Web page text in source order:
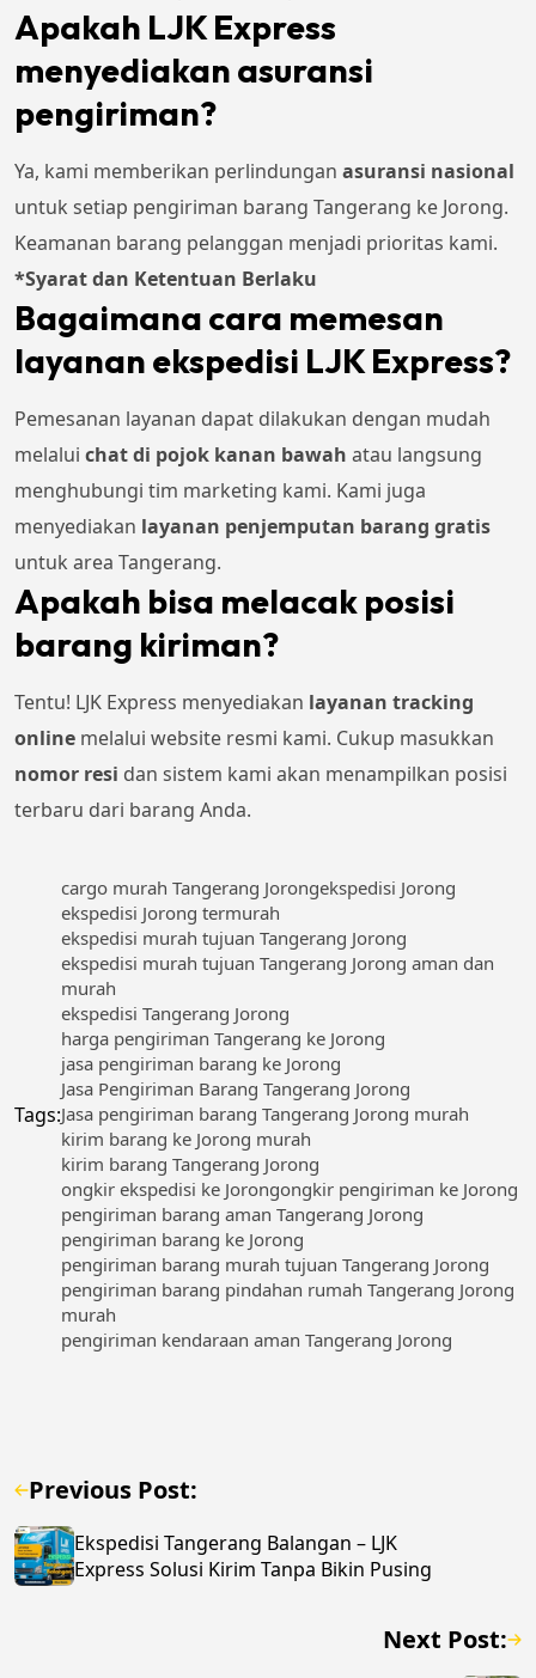
Apakah LJK Express
menyediakan asuransi
pengiriman?
Ya, kami memberikan perlindungan asuransi nasional
untuk setiap pengiriman barang Tangerang ke Jorong.
Keamanan barang pelanggan menjadi prioritas kami.
*Syarat dan Ketentuan Berlaku
Bagaimana cara memesan
layanan ekspedisi LJK Express?
Pemesanan layanan dapat dilakukan dengan mudah
melalui chat di pojok kanan bawah atau langsung
menghubungi tim marketing kami. Kami juga
menyediakan layanan penjemputan barang gratis
untuk area Tangerang.
Apakah bisa melacak posisi
barang kiriman?
Tentu! LJK Express menyediakan layanan tracking
online melalui website resmi kami. Cukup masukkan
nomor resi dan sistem kami akan menampilkan posisi
terbaru dari barang Anda.
Tags:
cargo murah Tangerang Jorongekspedisi Jorong
ekspedisi Jorong termurah
ekspedisi murah tujuan Tangerang Jorong
ekspedisi murah tujuan Tangerang Jorong aman dan
murah
ekspedisi Tangerang Jorong
harga pengiriman Tangerang ke Jorong
jasa pengiriman barang ke Jorong
Jasa Pengiriman Barang Tangerang Jorong
Jasa pengiriman barang Tangerang Jorong murah
kirim barang ke Jorong murah
kirim barang Tangerang Jorong
ongkir ekspedisi ke Jorongongkir pengiriman ke Jorong
pengiriman barang aman Tangerang Jorong
pengiriman barang ke Jorong
pengiriman barang murah tujuan Tangerang Jorong
pengiriman barang pindahan rumah Tangerang Jorong
murah
pengiriman kendaraan aman Tangerang Jorong
Previous Post:
Ekspedisi Tangerang Balangan – LJK
Express Solusi Kirim Tanpa Bikin Pusing
Next Post: